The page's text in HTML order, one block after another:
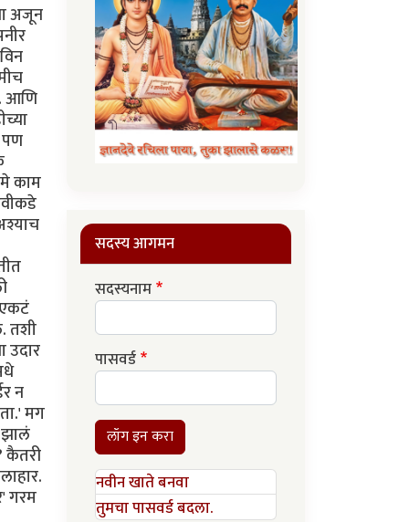
अजून
आणि
पण
काम
तशी
उदार
न
मग
कैतरी
गरम
सदस्य आगमन
सदस्यनाम
पासवर्ड
लॉग इन करा
नवीन खाते बनवा
तुमचा पासवर्ड बदला.